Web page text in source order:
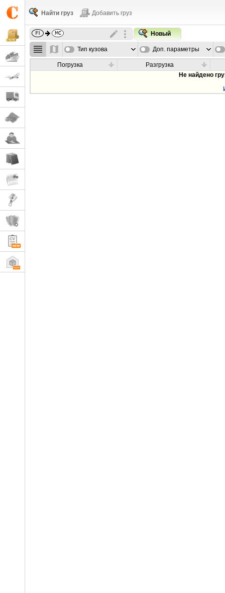
Найти груз Добавить груз
Новый
Тип кузова Доп. параметры
Погрузка
Разгрузка
Не найдено